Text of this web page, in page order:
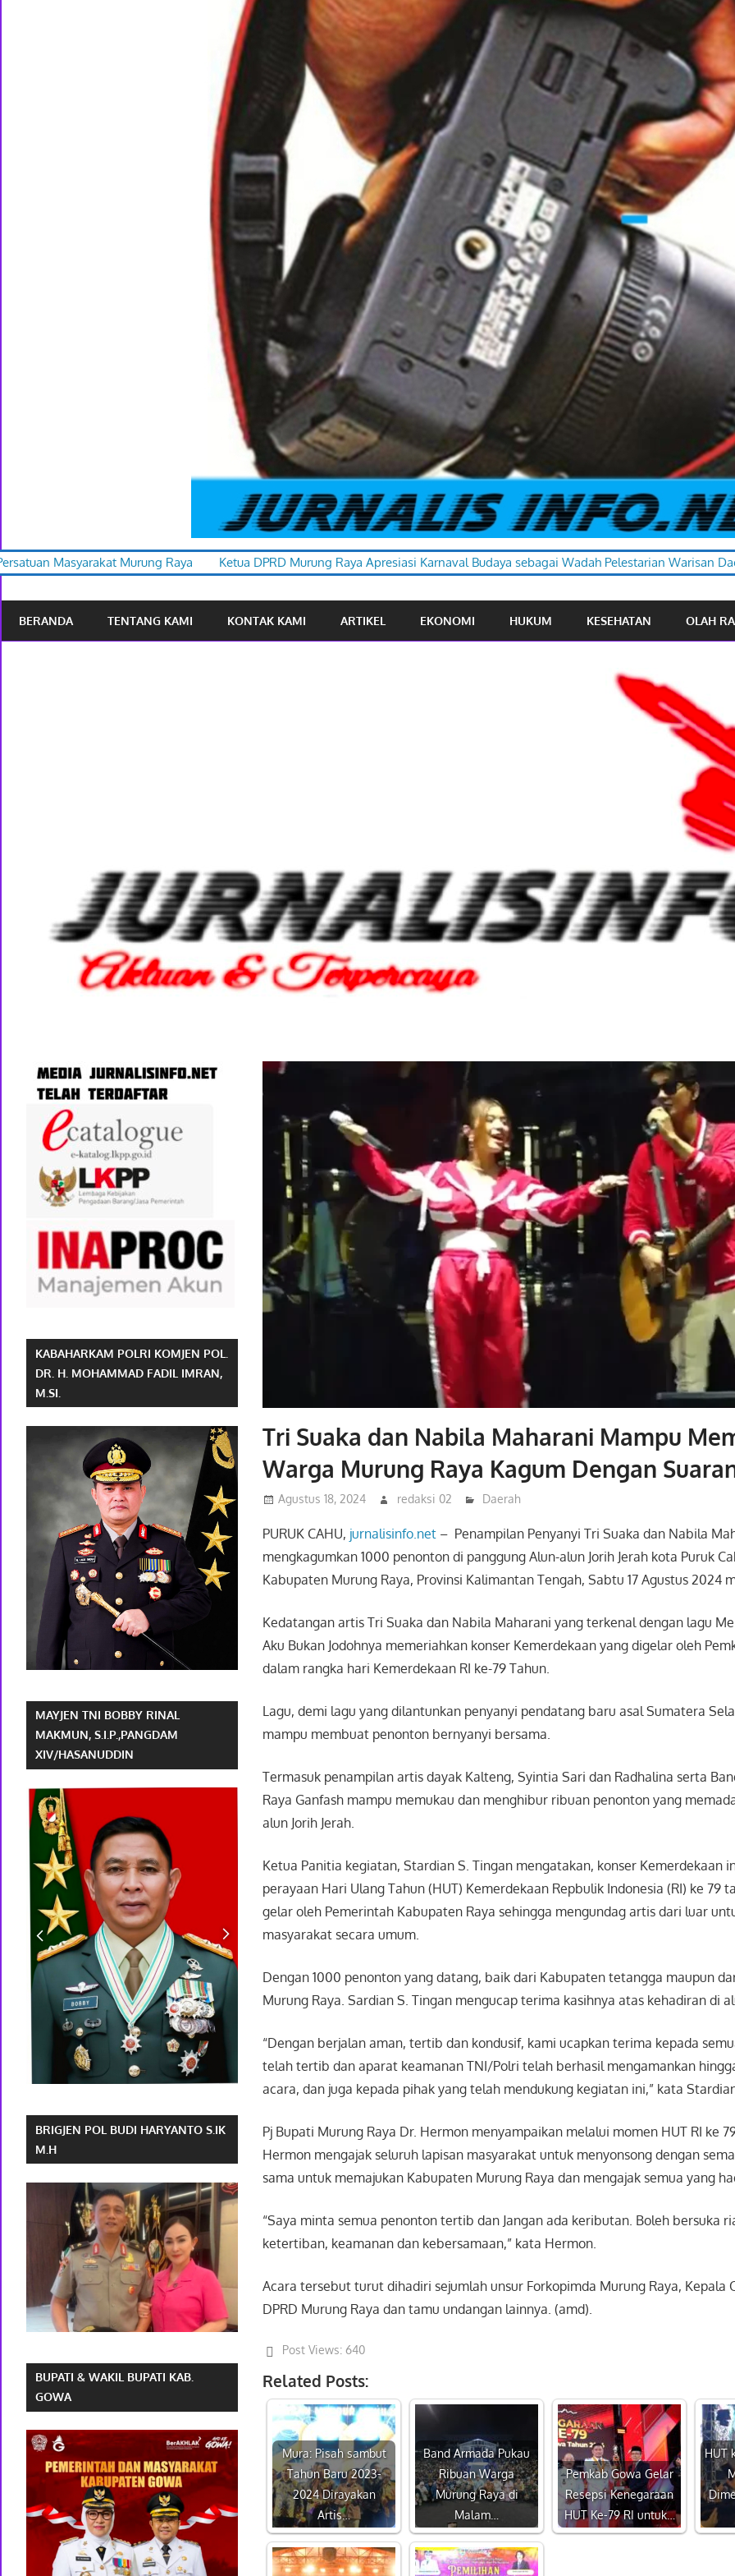
Murung Raya Ketua DPRD Murung Raya Apresiasi Karnaval Budaya sebagai Wadah Pelestarian Warisan Daerah
BERANDA TENTANG KAMI KONTAK KAMI ARTIKEL EKONOMI HUKUM KESEHATAN OLAH
Tri Suaka dan Nabila Maharani Mampu
Warga Murung Raya Kagum Dengan
Agustus 18, 2024 redaksi 02 Daerah
PURUK CAHU, jurnalisinfo.net – Penampilan Penyanyi Tri Suaka dan Nabila
mengkagumkan 1000 penonton di panggung Alun-alun Jorih Jerah kota Puruk
Kabupaten Murung Raya, Provinsi Kalimantan Tengah, Sabtu 17 Agustus 2024
Kedatangan artis Tri Suaka dan Nabila Maharani yang terkenal dengan lagu
Aku Bukan Jodohnya memeriahkan konser Kemerdekaan yang digelar oleh
dalam rangka hari Kemerdekaan RI ke-79 Tahun.
Lagu, demi lagu yang dilantunkan penyanyi pendatang baru asal Sumatera
mampu membuat penonton bernyanyi bersama.
Termasuk penampilan artis dayak Kalteng, Syintia Sari dan Radhalina serta
Raya Ganfash mampu memukau dan menghibur ribuan penonton yang
alun Jorih Jerah.
Ketua Panitia kegiatan, Stardian S. Tingan mengatakan, konser Kemerdekaan
perayaan Hari Ulang Tahun (HUT) Kemerdekaan Repbulik Indonesia (RI) ke 79
gelar oleh Pemerintah Kabupaten Raya sehingga mengundag artis dari luar
masyarakat secara umum.
Dengan 1000 penonton yang datang, baik dari Kabupaten tetangga maupun
Murung Raya. Sardian S. Tingan mengucap terima kasihnya atas kehadiran di
“Dengan berjalan aman, tertib dan kondusif, kami ucapkan terima kepada
telah tertib dan aparat keamanan TNI/Polri telah berhasil mengamankan
acara, dan juga kepada pihak yang telah mendukung kegiatan ini,” kata
Pj Bupati Murung Raya Dr. Hermon menyampaikan melalui momen HUT RI ke
Hermon mengajak seluruh lapisan masyarakat untuk menyonsong dengan
sama untuk memajukan Kabupaten Murung Raya dan mengajak semua yang
“Saya minta semua penonton tertib dan Jangan ada keributan. Boleh bersuka
ketertiban, keamanan dan kebersamaan,” kata Hermon.
Acara tersebut turut dihadiri sejumlah unsur Forkopimda Murung Raya, Kepala
DPRD Murung Raya dan tamu undangan lainnya. (amd).
Post Views: 640
Related Posts:
Mura: Pisah sambut
Tahun Baru 2023-
2024 Dirayakan
Artis…
Band Armada Pukau
Ribuan Warga
Murung Raya di
Malam…
Pemkab Gowa Gelar
Resepsi Kenegaraan
HUT Ke-79 RI untuk…
HUT
KABAHARKAM POLRI KOMJEN POL.
DR. H. MOHAMMAD FADIL IMRAN,
M.SI.
MAYJEN TNI BOBBY RINAL
MAKMUN, S.I.P.,PANGDAM
XIV/HASANUDDIN
BRIGJEN POL BUDI HARYANTO S.IK
M.H
BUPATI & WAKIL BUPATI KAB.
GOWA